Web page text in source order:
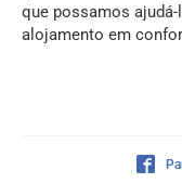
que possamos
alojamento em